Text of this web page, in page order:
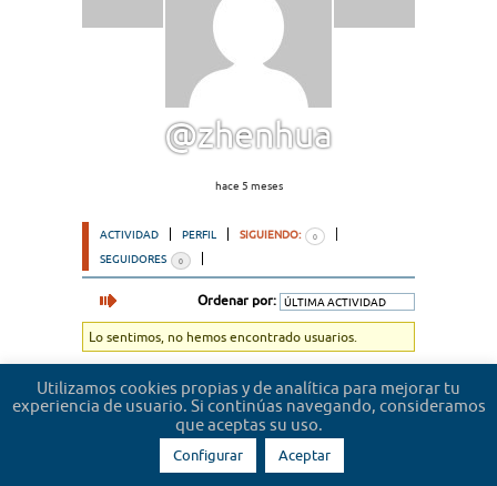
@zhenhua
hace 5 meses
ACTIVIDAD PERFIL SIGUIENDO: 0
SEGUIDORES 0
Ordenar por:
Lo sentimos, no hemos encontrado usuarios.
Utilizamos cookies propias y de analítica para mejorar tu
experiencia de usuario. Si continúas navegando, consideramos
que aceptas su uso.
Configurar Aceptar